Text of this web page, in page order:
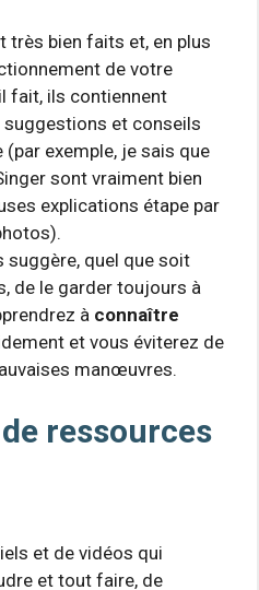
très bien faits et, en plus
de votre
fait, ils contiennent
et conseils
exemple, je sais que
sont vraiment bien
explications étape par
suggère, quel que soit
de le garder toujours à
à connaître
et vous éviterez de
manœuvres.
ressources
et de vidéos qui
et tout faire, de